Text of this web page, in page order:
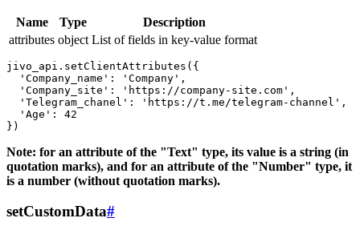
Name Type
Description
attributes object List of fields in key-value format
jivo_api.setClientAttributes({
  'Company_name': 'Company',
  'Company_site': 'https://company-site.com',
  'Telegram_chanel': 'https://t.me/telegram-channel',
  'Age': 42
Note: for an attribute of the "Text" type, its value is a string (in
quotation marks), and for an attribute of the "Number" type, it
is a number (without quotation marks).
setCustomData#